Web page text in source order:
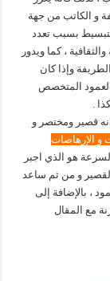
و الكاتب من جهة
بسبب تعدد
، كما ويدور
وإذا كان
المتخصص
.
قصير ومختصر و
و الإرهاصات
هو الذي اجبر
و من ثم ساعد
، بالإضافة إلى
مع المقال